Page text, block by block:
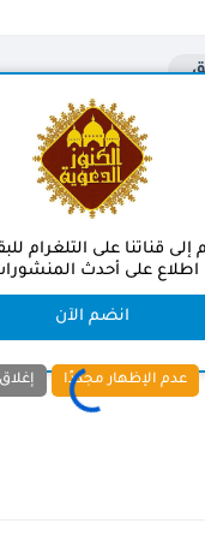
إلى قناتنا على التلغرام
اطلاع على أحدث
انضم الآن
عدم الإظهار مجددًا إغلاق